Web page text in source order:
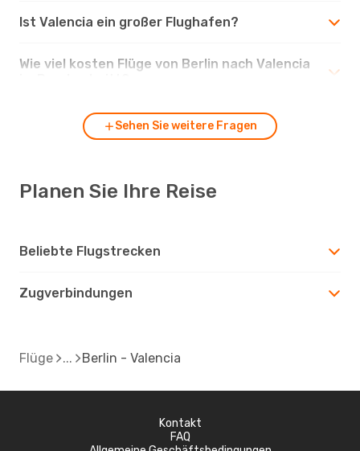
Ist Valencia ein großer Flughafen?
Wie viel kosten Flüge von Berlin nach Valencia
Sehen Sie weitere Fragen
Planen Sie Ihre Reise
Beliebte Flugstrecken
Zugverbindungen
Flüge Berlin - Valencia
Kontakt
FAQ